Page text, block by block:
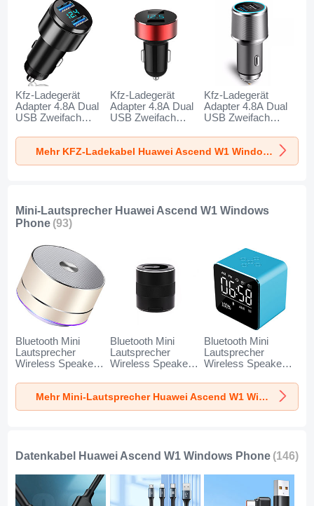
Kfz-Ladegerät
Adapter 4.8A Dual
USB Zweifach
Charge Universal
K10 für Huawei
Ascend W1
Kfz-Ladegerät
Adapter 4.8A Dual
USB Zweifach
Charge Universal
K07 für Huawei
Ascend W1
Kfz-Ladegerät
Adapter 4.8A Dual
USB Zweifach
Charge Universal
K08 für Huawei
Ascend W1
Mehr KFZ-Ladekabel Huawei Ascend W1 Windows Phone
Mini-Lautsprecher Huawei Ascend W1 Windows
Phone (93)
Bluetooth Mini
Lautsprecher
Wireless Speaker
Huawei Ascend W1
Windows Phone
Gold
Bluetooth Mini
Lautsprecher
Wireless Speaker
Huawei Ascend W1
Windows Phone
Schwarz
Bluetooth Mini
Lautsprecher
Wireless Speaker
Huawei Ascend W1
Windows Phone
Blau
Mehr Mini-Lautsprecher Huawei Ascend W1 Windows Phone
Datenkabel Huawei Ascend W1 Windows Phone (146)